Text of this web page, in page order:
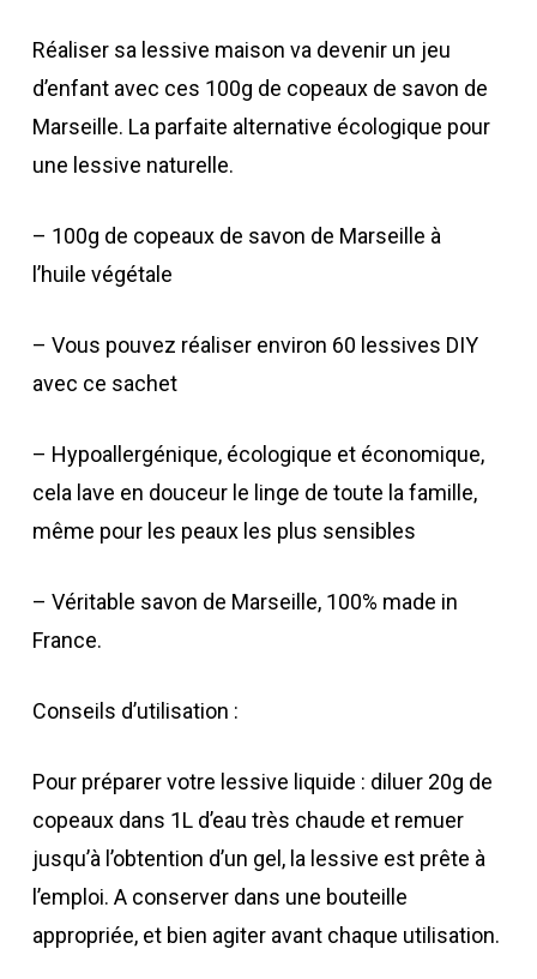
Réaliser sa lessive maison va devenir un jeu
d’enfant avec ces 100g de copeaux de savon de
Marseille. La parfaite alternative écologique pour
une lessive naturelle.
– 100g de copeaux de savon de Marseille à
l’huile végétale
– Vous pouvez réaliser environ 60 lessives DIY
avec ce sachet
– Hypoallergénique, écologique et économique,
cela lave en douceur le linge de toute la famille,
même pour les peaux les plus sensibles
– Véritable savon de Marseille, 100% made in
France.
Conseils d’utilisation :
Pour préparer votre lessive liquide : diluer 20g de
copeaux dans 1L d’eau très chaude et remuer
jusqu’à l’obtention d’un gel, la lessive est prête à
l’emploi. A conserver dans une bouteille
appropriée, et bien agiter avant chaque utilisation.